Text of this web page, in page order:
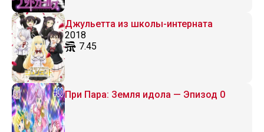
Джульетта из школы-интерната
2018
7.45
При Пара: Земля идола — Эпизод 0